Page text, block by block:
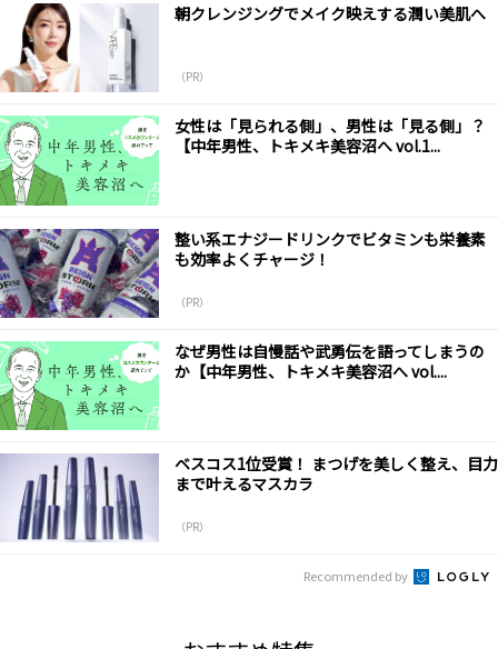
朝クレンジングでメイク映えする潤い美肌へ
（PR）
女性は「見られる側」、男性は「見る側」？
【中年男性、トキメキ美容沼へ vol.1...
整い系エナジードリンクでビタミンも栄養素
も効率よくチャージ！
（PR）
なぜ男性は自慢話や武勇伝を語ってしまうの
か【中年男性、トキメキ美容沼へ vol....
ベスコス1位受賞！ まつげを美しく整え、目力
まで叶えるマスカラ
（PR）
Recommended by